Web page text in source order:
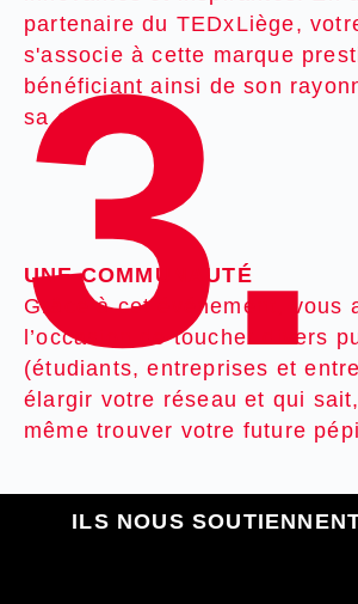
partenaire du TEDxLiège,
s'associe à cette marque
bénéficiant ainsi de son
sa crédibilité.
3.
UNE COMMUNAUTÉ
Grâce à cet événement, vous
l’occasion de toucher divers
(étudiants, entreprises et
élargir votre réseau et qui
même trouver votre future
ILS NOUS